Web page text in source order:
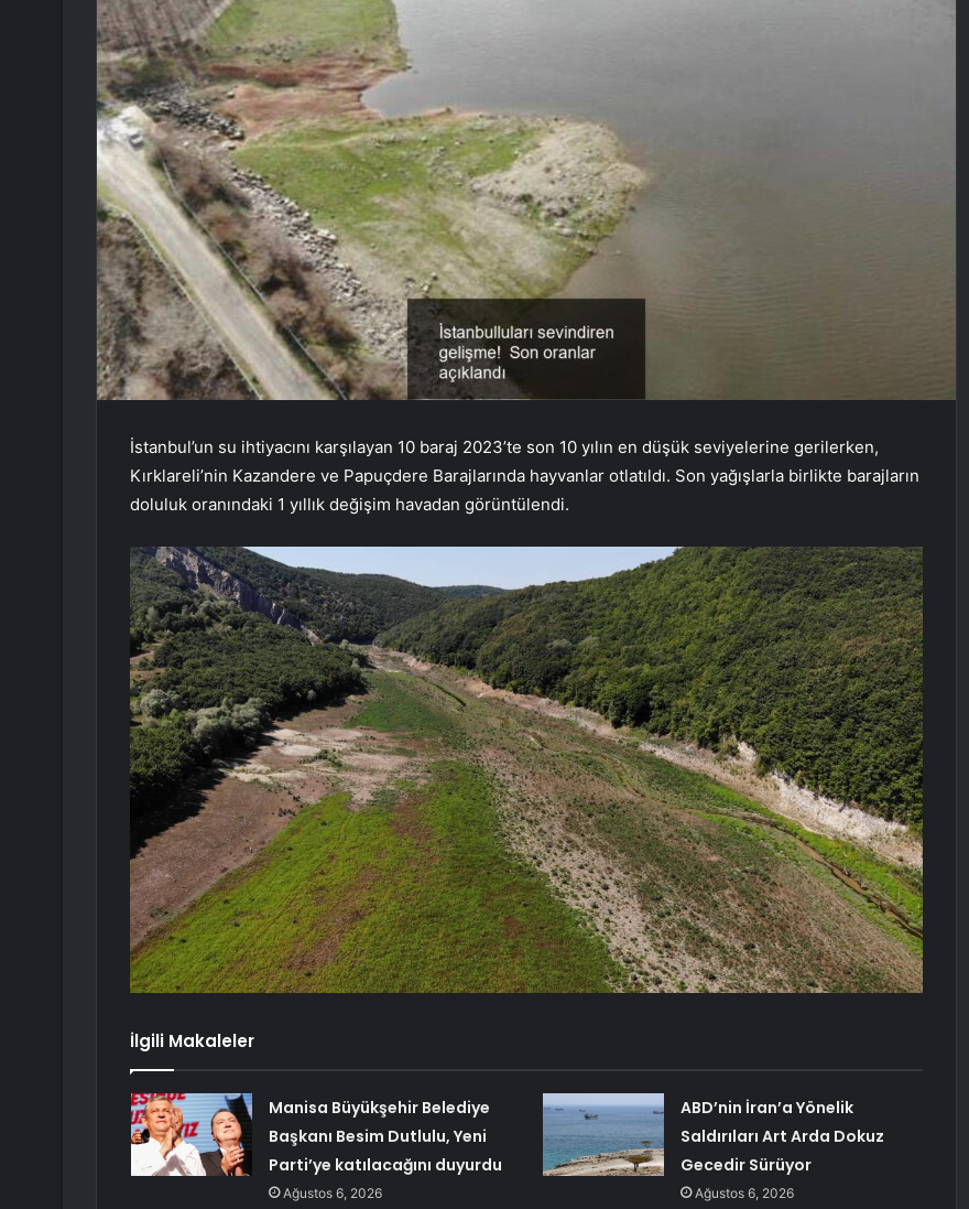
İstanbul’un su ihtiyacını karşılayan 10 baraj 2023’te son 10 yılın en düşük seviyelerine gerilerken,
Kırklareli’nin Kazandere ve Papuçdere Barajlarında hayvanlar otlatıldı. Son yağışlarla birlikte barajların
doluluk oranındaki 1 yıllık değişim havadan görüntülendi.
İlgili Makaleler
Manisa Büyükşehir Belediye
Başkanı Besim Dutlulu, Yeni
Parti’ye katılacağını duyurdu
Ağustos 6, 2026
ABD’nin İran’a Yönelik
Saldırıları Art Arda Dokuz
Gecedir Sürüyor
Ağustos 6, 2026